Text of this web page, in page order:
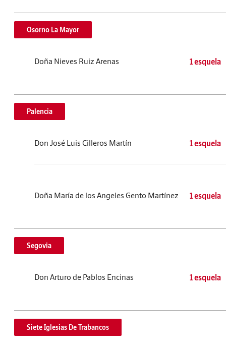
Osorno La Mayor
Doña Nieves Ruiz Arenas 1 esquela
Palencia
Don José Luis Cilleros Martín 1 esquela
Doña María de los Angeles Gento Martínez 1 esquela
Segovia
Don Arturo de Pablos Encinas 1 esquela
Siete Iglesias De Trabancos